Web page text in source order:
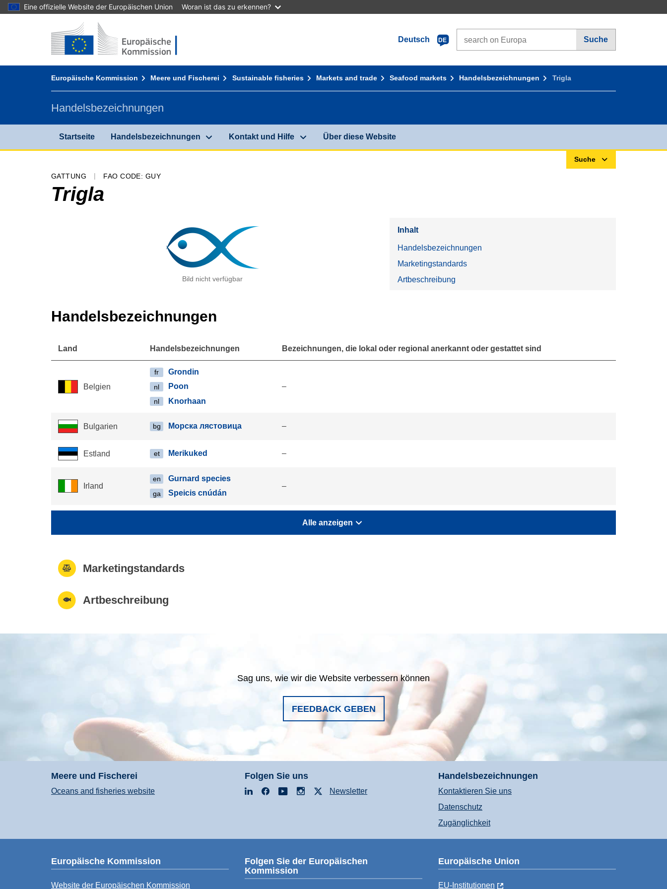
Eine offizielle Website der Europäischen Union Woran ist das zu erkennen?
Zum Inhalt gehenStartseite - Europäische Kommission
Deutsch
DE Suche
Europäische Kommission Meere und Fischerei Sustainable fisheries Markets and trade Seafood markets Handelsbezeichnungen Trigla
Handelsbezeichnungen
Startseite Handelsbezeichnungen Kontakt und Hilfe Über diese Website
Suche
GATTUNG FAO CODE: GUY
Trigla
Bild nicht verfügbar
Inhalt
Handelsbezeichnungen
Marketingstandards
Artbeschreibung
Handelsbezeichnungen
Land Handelsbezeichnungen Bezeichnungen, die lokal oder regional anerkannt oder gestattet sind
Belgien
fr Grondin
nl Poon
nl Knorhaan
–
Bulgarien bg Морска лястовица –
Estland et Merikuked –
Irland
en Gurnard species
ga Speicis cnúdán
–
Alle anzeigen
Marketingstandards
Artbeschreibung
Sag uns, wie wir die Website verbessern können
FEEDBACK GEBEN
Meere und Fischerei
Oceans and fisheries website
Folgen Sie uns
LinkedInFacebookYouTubeInstagramNewsletter
Handelsbezeichnungen
Kontaktieren Sie uns
Datenschutz
Zugänglichkeit
Europäische Kommission
Website der Europäischen Kommission
Folgen Sie der Europäischen
Kommission
Europäische Union
EU-Institutionen